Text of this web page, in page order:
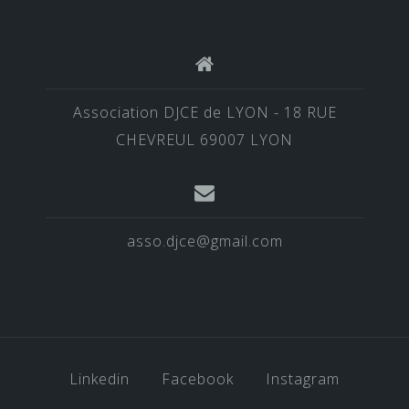
Association DJCE de LYON - 18 RUE
CHEVREUL 69007 LYON
asso.djce@gmail.com
Linkedin Facebook Instagram